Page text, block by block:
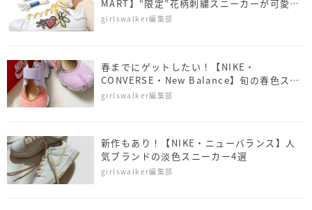
MART】“限定”花柄刺繍スニーカーが可愛す
ぎて争奪戦…！
girlswalker編集部
春までにゲットしたい！【NIKE・
CONVERSE・New Balance】旬の春色スニ
ーカー4選
girlswalker編集部
新作もあり！【NIKE・ニューバランス】人
気ブランドの淡色スニーカー4選
girlswalker編集部